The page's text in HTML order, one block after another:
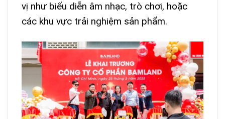
vị như biểu diễn âm nhạc, trò chơi, hoặc
các khu vực trải nghiệm sản phẩm.